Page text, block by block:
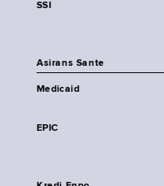
SSI
Asirans Sante
Medicaid
EPIC